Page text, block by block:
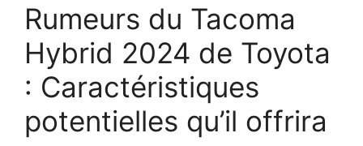
Rumeurs du Tacoma
Hybrid 2024 de Toyota
: Caractéristiques
potentielles qu’il offrira